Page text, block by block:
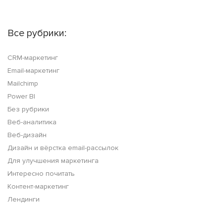
Все рубрики:
CRM-маркетинг
Email-маркетинг
Mailchimp
Power BI
Без рубрики
Веб-аналитика
Веб-дизайн
Дизайн и вёрстка email-рассылок
Для улучшения маркетинга
Интересно почитать
Контент-маркетинг
Лендинги